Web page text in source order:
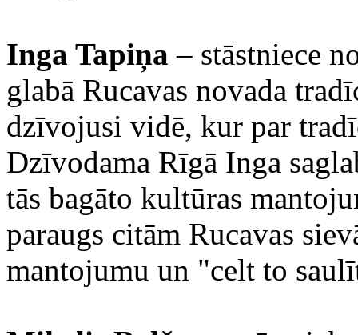
Inga Tapiņa – stāstniece
glabā Rucavas novada
dzīvojusi vidē, kur par
Dzīvodama Rīgā Inga
tās bagāto kultūras
paraugs citām Rucavas
mantojumu un "celt to